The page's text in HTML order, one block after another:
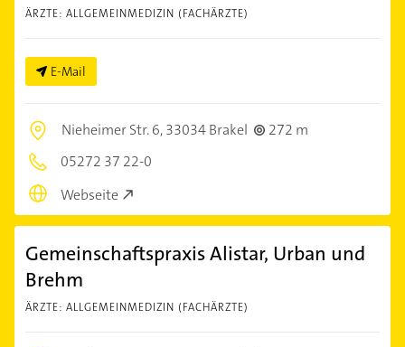
ÄRZTE: ALLGEMEINMEDIZIN (FACHÄRZTE)
E-Mail
Nieheimer Str. 6,33034 Brakel
272 m
05272 37 22-0
Webseite
Gemeinschaftspraxis Alistar, Urban und
Brehm
ÄRZTE: ALLGEMEINMEDIZIN (FACHÄRZTE)